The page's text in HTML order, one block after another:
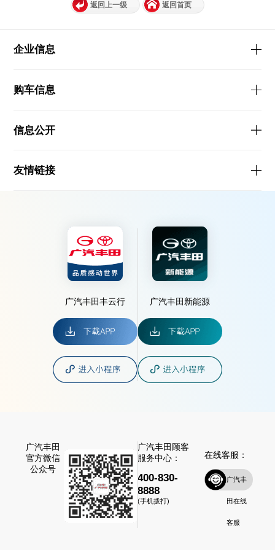
返回上一级 返回首页
企业信息
购车信息
信息公开
友情链接
广汽丰田丰云行 广汽丰田新能源
广汽丰田
官方微信
公众号
广汽丰田顾客
服务中心：
400-830-
8888
(手机拨打)
在线客服：
广汽丰
田在线
客服